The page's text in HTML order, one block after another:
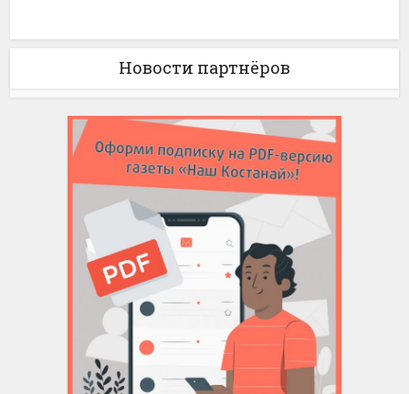
Новости партнёров